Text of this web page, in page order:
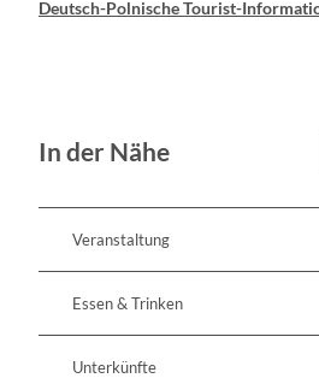
Deutsch-Polnische Tourist-
In der Nähe
Veranstaltung
Essen & Trinken
Unterkünfte